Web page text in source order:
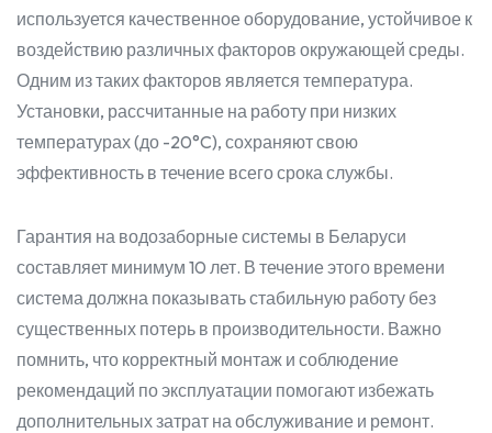
используется качественное оборудование, устойчивое к
воздействию различных факторов окружающей среды.
Одним из таких факторов является температура.
Установки, рассчитанные на работу при низких
температурах (до -20°C), сохраняют свою
эффективность в течение всего срока службы.
Гарантия на водозаборные системы в Беларуси
составляет минимум 10 лет. В течение этого времени
система должна показывать стабильную работу без
существенных потерь в производительности. Важно
помнить, что корректный монтаж и соблюдение
рекомендаций по эксплуатации помогают избежать
дополнительных затрат на обслуживание и ремонт.